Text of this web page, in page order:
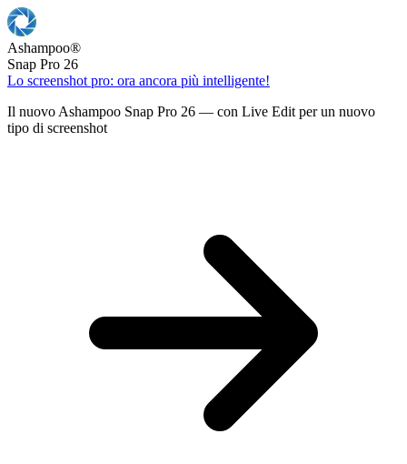
Ashampoo®
Snap Pro 26
Lo screenshot pro: ora ancora più intelligente!
Il nuovo Ashampoo Snap Pro 26 — con Live Edit per un nuovo
tipo di screenshot